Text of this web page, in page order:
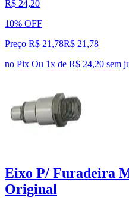
R$ 24,20
10% OFF
Preço R$ 21,78R$ 21 ,78
no Pix Ou 1x de R$ 24,20 sem
Eixo P/ Furadeira
Original